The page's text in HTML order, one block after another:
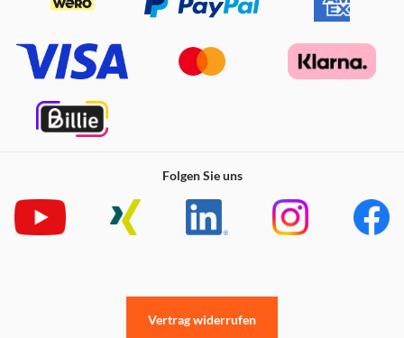
Folgen Sie uns
Vertrag widerrufen